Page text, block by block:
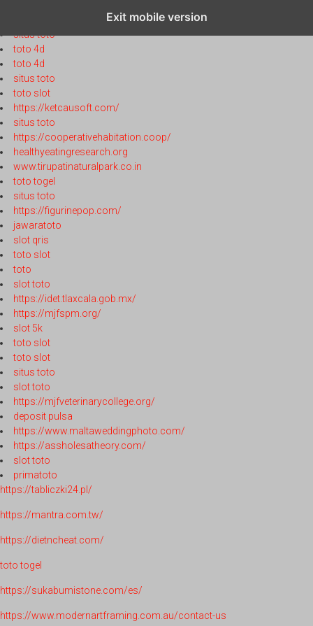
Exit mobile version
situs toto
toto 4d
toto 4d
situs toto
toto slot
https://ketcausoft.com/
situs toto
https://cooperativehabitation.coop/
healthyeatingresearch.org
www.tirupatinaturalpark.co.in
toto togel
situs toto
https://figurinepop.com/
jawaratoto
slot qris
toto slot
toto
slot toto
https://idet.tlaxcala.gob.mx/
https://mjfspm.org/
slot 5k
toto slot
toto slot
situs toto
slot toto
https://mjfveterinarycollege.org/
deposit pulsa
https://www.maltaweddingphoto.com/
https://assholesatheory.com/
slot toto
primatoto
https://tabliczki24.pl/
https://mantra.com.tw/
https://dietncheat.com/
toto togel
https://sukabumistone.com/es/
https://www.modernartframing.com.au/contact-us